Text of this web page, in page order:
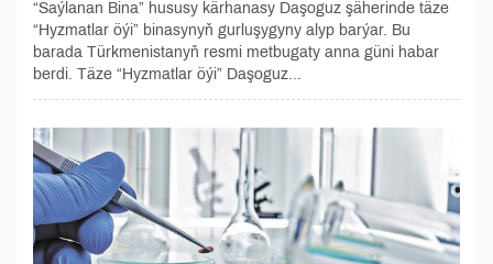
“Saýlanan Bina” hususy kärhanasy Daşoguz şäherinde täze
“Hyzmatlar öýi” binasynyň gurluşygyny alyp barýar. Bu
barada Türkmenistanyň resmi metbugaty anna güni habar
berdi. Täze “Hyzmatlar öýi” Daşoguz...